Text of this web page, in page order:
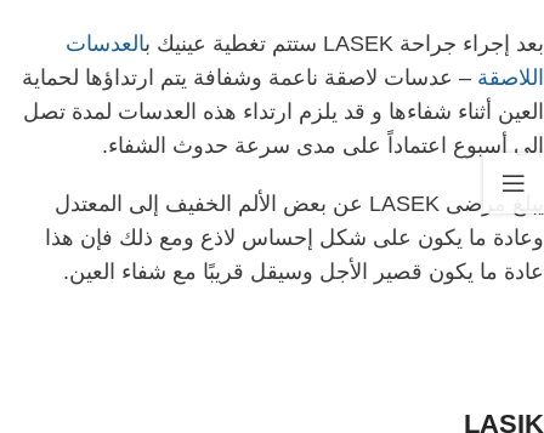
بعد إجراء جراحة LASEK ستتم تغطية عينيك ب
العدسات
اللاصقة – عدسات لاصقة ناعمة وشفافة يتم ارتداؤها لحماية
العين أثناء شفاءها و قد يلزم ارتداء هذه العدسات لمدة تصل
إلى أسبوع اعتماداً على مدى سرعة حدوث الشفاء.
يبلغ مرضى LASEK عن بعض الألم الخفيف إلى المعتدل
وعادة ما يكون على شكل إحساس لاذع ومع ذلك فإن هذا
عادة ما يكون قصير الأجل وسيقل قريبًا مع شفاء العين.
LASIK